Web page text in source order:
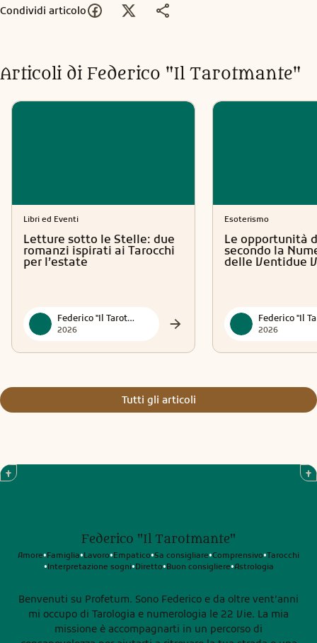
Condividi articolo
Articoli di Federico "Il Tarotmante"
Libri ed Eventi
Letture sotto le Stelle: due
romanzi ispirati ai Tarocchi
per l’estate
Federico "Il Tarotmante"
2026
Esoterismo
Le opportunità
secondo la
delle Ventidue
2026
Tutti gli articoli
Federico "Il Tarotmante"
Amore•Famiglia•Lavoro•Empatico•Sa consigliare•Comprensivo•Tarocchi
•Interpretazione sogni•Diretto•Buon consigliere•Astrologia
Benvenuti su Profetum. Sono Federico e da oltre vent’anni
mi occupo di Tarologia e numerologia le 22 Vie. La mia
missione è accompagnarti in un percorso di